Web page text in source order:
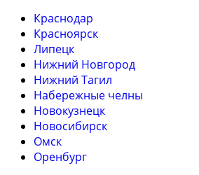
Краснодар
Красноярск
Липецк
Нижний Новгород
Нижний Тагил
Набережные челны
Новокузнецк
Новосибирск
Омск
Оренбург